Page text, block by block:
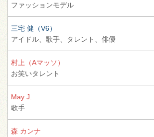
ファッションモデル
三宅 健（V6）
アイドル、 歌手、 タレント、 俳優
村上（Aマッソ）
お笑いタレント
May J.
歌手
森 カンナ